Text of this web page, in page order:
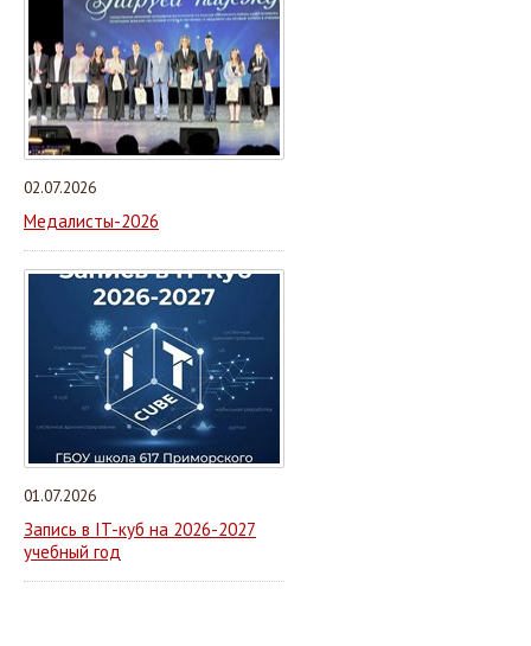
02.07.2026
Медалисты-2026
01.07.2026
Запись в IT-куб на 2026-2027
учебный год